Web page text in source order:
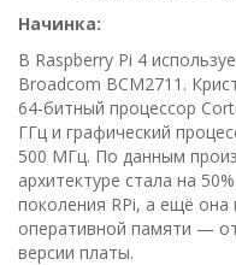
Начинка:
В Raspberry Pi 4
Broadcom BCM2711.
64-битный процессор
ГГц и графический
500 МГц. По данным
архитектуре стала на
поколения RPi, а ещё
оперативной памяти —
версии платы.